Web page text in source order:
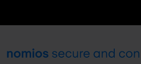
Footer